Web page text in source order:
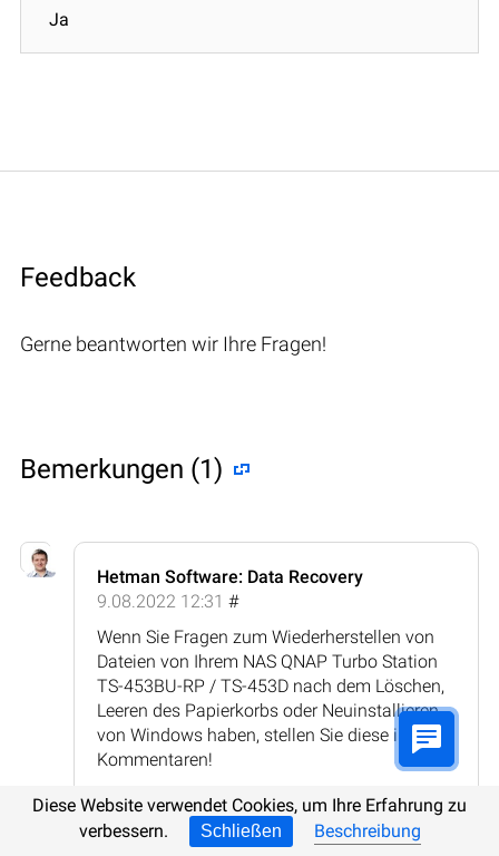
Ja
Feedback
Gerne beantworten wir Ihre Fragen!
Bemerkungen (1)
Hetman Software: Data Recovery
9.08.2022 12:31 #
Wenn Sie Fragen zum Wiederherstellen von
Dateien von Ihrem NAS QNAP Turbo Station
TS-453BU-RP / TS-453D nach dem Löschen,
Leeren des Papierkorbs oder Neuinstallieren
von Windows haben, stellen Sie diese in den
Kommentaren!
Antworten
Diese Website verwendet Cookies, um Ihre Erfahrung zu
verbessern.
Schließen Beschreibung